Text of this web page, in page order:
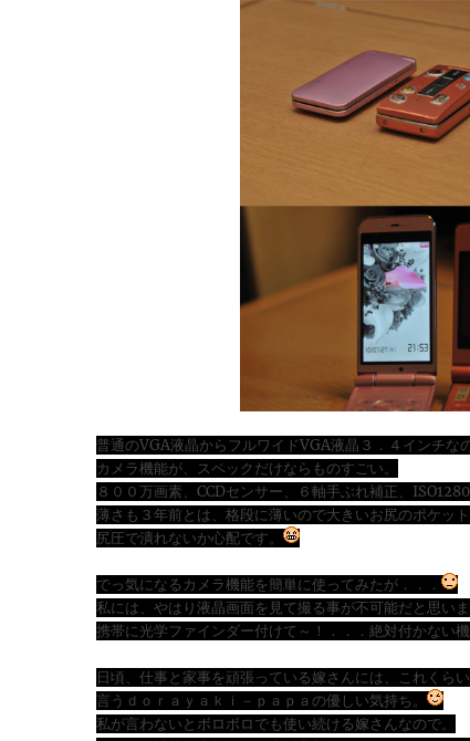
普通のVGA液晶からフルワイドVGA液晶３．４インチな
カメラ機能が、スペックだけならものすごい。
８００万画素、CCDセンサー、６軸手ぶれ補正、
薄さも３年前とは、格段に薄いので大きいお尻のポケッ
尻圧で潰れないか心配です。
でっ気になるカメラ機能を簡単に使ってみたが．．．
私には、やはり液晶画面を見て撮る事が不可能だと思いま
携帯に光学ファインダー付けて～！．．．絶対付かない機
日頃、仕事と家事を頑張っている嫁さんには、これくら
言うｄｏｒａｙａｋｉ－ｐａｐａの優しい気持ち。
私が言わないとボロボロでも使い続ける嫁さんなので。